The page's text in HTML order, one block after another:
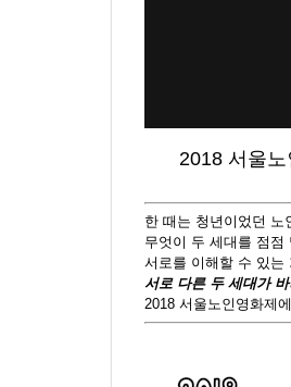
2018 서울
한 때는 청년이었던 노
무엇이 두 세대를 점점
서로를 이해할 수 있는
서로 다른 두 세대가
2018 서울노인영화제